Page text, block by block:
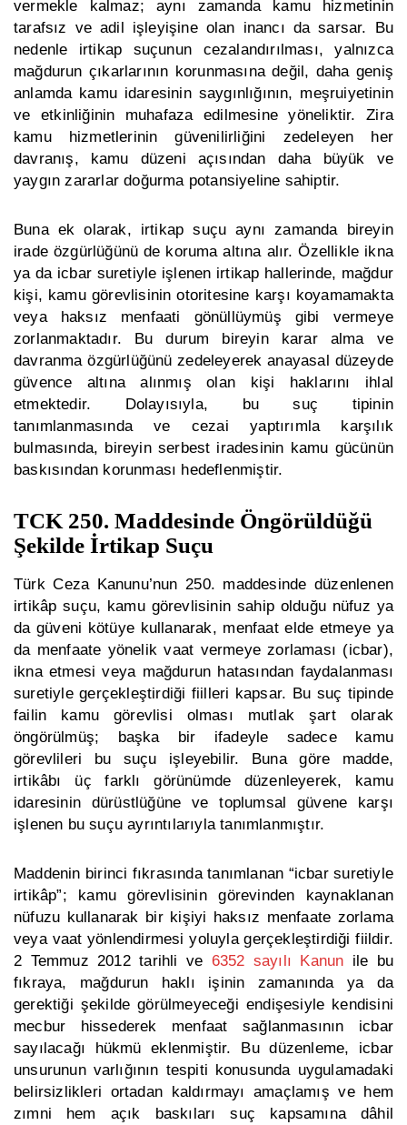
vermekle kalmaz; aynı zamanda kamu hizmetinin
tarafsız ve adil işleyişine olan inancı da sarsar. Bu
nedenle irtikap suçunun cezalandırılması, yalnızca
mağdurun çıkarlarının korunmasına değil, daha geniş
anlamda kamu idaresinin saygınlığının, meşruiyetinin
ve etkinliğinin muhafaza edilmesine yöneliktir. Zira
kamu hizmetlerinin güvenilirliğini zedeleyen her
davranış, kamu düzeni açısından daha büyük ve
yaygın zararlar doğurma potansiyeline sahiptir.
Buna ek olarak, irtikap suçu aynı zamanda bireyin
irade özgürlüğünü de koruma altına alır. Özellikle ikna
ya da icbar suretiyle işlenen irtikap hallerinde, mağdur
kişi, kamu görevlisinin otoritesine karşı koyamamakta
veya haksız menfaati gönüllüymüş gibi vermeye
zorlanmaktadır. Bu durum bireyin karar alma ve
davranma özgürlüğünü zedeleyerek anayasal düzeyde
güvence altına alınmış olan kişi haklarını ihlal
etmektedir. Dolayısıyla, bu suç tipinin
tanımlanmasında ve cezai yaptırımla karşılık
bulmasında, bireyin serbest iradesinin kamu gücünün
baskısından korunması hedeflenmiştir.
TCK 250. Maddesinde Öngörüldüğü
Şekilde İrtikap Suçu
Türk Ceza Kanunu’nun 250. maddesinde düzenlenen
irtikâp suçu, kamu görevlisinin sahip olduğu nüfuz ya
da güveni kötüye kullanarak, menfaat elde etmeye ya
da menfaate yönelik vaat vermeye zorlaması (icbar),
ikna etmesi veya mağdurun hatasından faydalanması
suretiyle gerçekleştirdiği fiilleri kapsar. Bu suç tipinde
failin kamu görevlisi olması mutlak şart olarak
öngörülmüş; başka bir ifadeyle sadece kamu
görevlileri bu suçu işleyebilir. Buna göre madde,
irtikâbı üç farklı görünümde düzenleyerek, kamu
idaresinin dürüstlüğüne ve toplumsal güvene karşı
işlenen bu suçu ayrıntılarıyla tanımlanmıştır.
Maddenin birinci fıkrasında tanımlanan “icbar suretiyle
irtikâp”; kamu görevlisinin görevinden kaynaklanan
nüfuzu kullanarak bir kişiyi haksız menfaate zorlama
veya vaat yönlendirmesi yoluyla gerçekleştirdiği fiildir.
2 Temmuz 2012 tarihli ve 6352 sayılı Kanun ile bu
fıkraya, mağdurun haklı işinin zamanında ya da
gerektiği şekilde görülmeyeceği endişesiyle kendisini
mecbur hissederek menfaat sağlanmasının icbar
sayılacağı hükmü eklenmiştir. Bu düzenleme, icbar
unsurunun varlığının tespiti konusunda uygulamadaki
belirsizlikleri ortadan kaldırmayı amaçlamış ve hem
zımni hem açık baskıları suç kapsamına dâhil